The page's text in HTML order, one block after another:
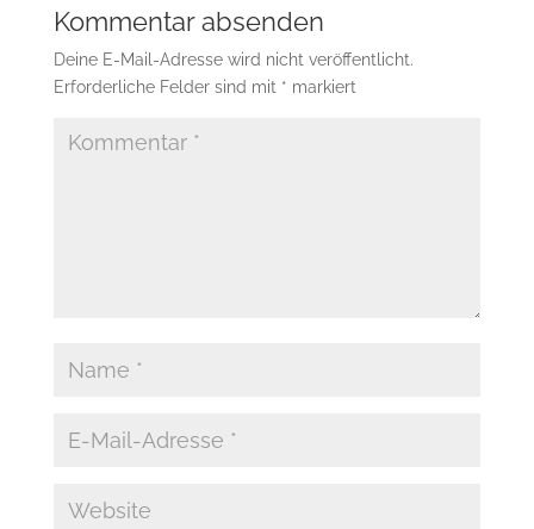
Kommentar absenden
Deine E-Mail-Adresse wird nicht veröffentlicht.
Erforderliche Felder sind mit * markiert